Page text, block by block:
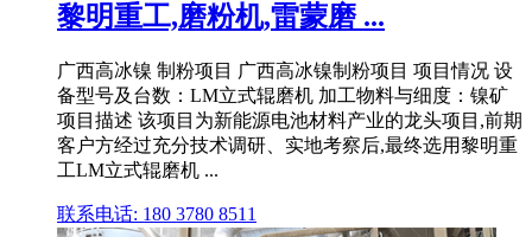
黎明重工,磨粉机,雷蒙磨 ...
广西高冰镍 制粉项目 广西高冰镍制粉项目 项目情况 设
备型号及台数：LM立式辊磨机 加工物料与细度：镍矿
项目描述 该项目为新能源电池材料产业的龙头项目,前期
客户方经过充分技术调研、实地考察后,最终选用黎明重
工LM立式辊磨机 ...
联系电话: 180 3780 8511